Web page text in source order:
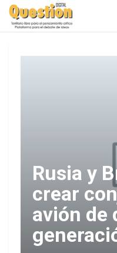
Rusia y
crear
avión de